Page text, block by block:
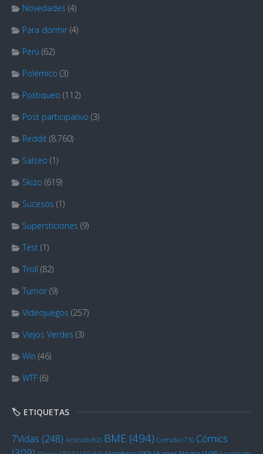
Novedades (4)
Para dormir (4)
Perú (62)
Polémico (3)
Politiqueo (112)
Post participativo (3)
Reddit (8.760)
Salseo (1)
Skizo (619)
Sucesos (1)
Supersticiones (9)
Test (1)
Troll (82)
Tumor (9)
Videojuegos (257)
Viejos Verdes (3)
Win (46)
WTF (6)
🏷️ ETIQUETAS
7Vidas (248) Artículo (62) BME (494) Comida (73) Cómics